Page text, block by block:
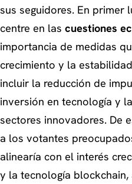
sus seguidores. En primer
centre en las cuestiones
importancia de medidas
crecimiento y la
incluir la reducción de
inversión en tecnología y
sectores innovadores. De
a los votantes
alinearía con el interés
y la tecnología